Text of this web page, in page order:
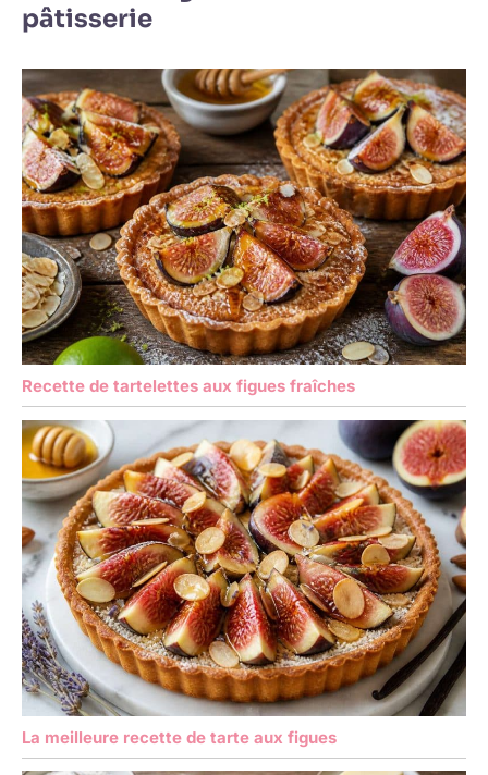
pâtisserie
Recette de tartelettes aux figues fraîches
La meilleure recette de tarte aux figues